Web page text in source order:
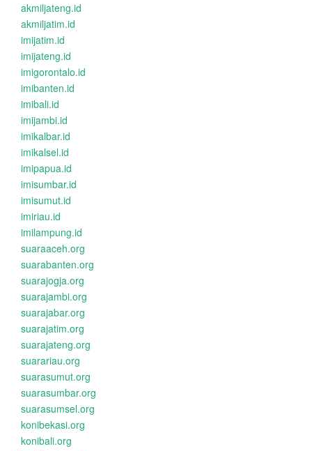
akmiljateng.id
akmiljatim.id
imijatim.id
imijateng.id
imigorontalo.id
imibanten.id
imibali.id
imijambi.id
imikalbar.id
imikalsel.id
imipapua.id
imisumbar.id
imisumut.id
imiriau.id
imilampung.id
suaraaceh.org
suarabanten.org
suarajogja.org
suarajambi.org
suarajabar.org
suarajatim.org
suarajateng.org
suarariau.org
suarasumut.org
suarasumbar.org
suarasumsel.org
konibekasi.org
konibali.org